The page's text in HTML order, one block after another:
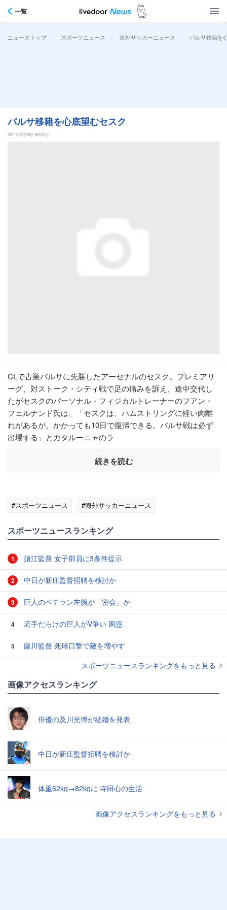
一覧
ニューストップ > スポーツニュース > 海外サッカーニュース > バルサ移籍を
バルサ移籍を心底望むセスク
2011年2月25日 8時30分
CLで古巣バルサに先勝したアーセナルのセスク。プレミアリ
ーグ、対ストーク・シティ戦で足の痛みを訴え、途中交代し
たがセスクのパーソナル・フィジカルトレーナーのフアン・
フェルナンド氏は、「セスクは、ハムストリングに軽い肉離
れがあるが、かかっても10日で復帰できる。バルサ戦は必ず
出場する」とカタルーニャのラ
続きを読む
#スポーツニュース #海外サッカーニュース
スポーツニュースランキング
1 須江監督 女子部員に3条件提示
2 中日が新庄監督招聘を検討か
3 巨人のベテラン左腕が「密会」か
4 若手だらけの巨人がV争い 困惑
5
藤川監督 死球口撃で敵を増やす
スポーツニュースランキングをもっと見る
画像アクセスランキング
俳優の及川光博が結婚を発表
中日が新庄監督招聘を検討か
体重62kg→82kgに 寺田心の生活
画像アクセスランキングをもっと見る